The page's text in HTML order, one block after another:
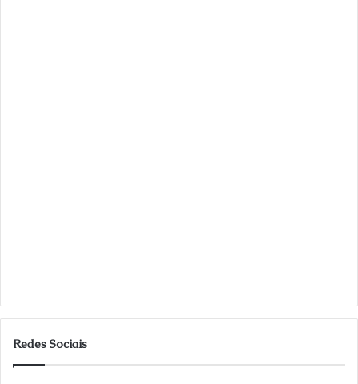
Redes Sociais